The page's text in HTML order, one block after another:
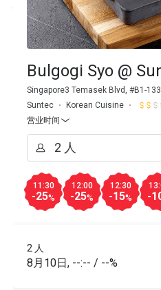
Bulgogi Syo @
Singapore3 Temasek Blvd, #B1-
Suntec
Korean Cuisine
营业时间
11:30
-25%
12:00
-25%
12:30
-15% -
2 人
8月10日, --:-- / --%